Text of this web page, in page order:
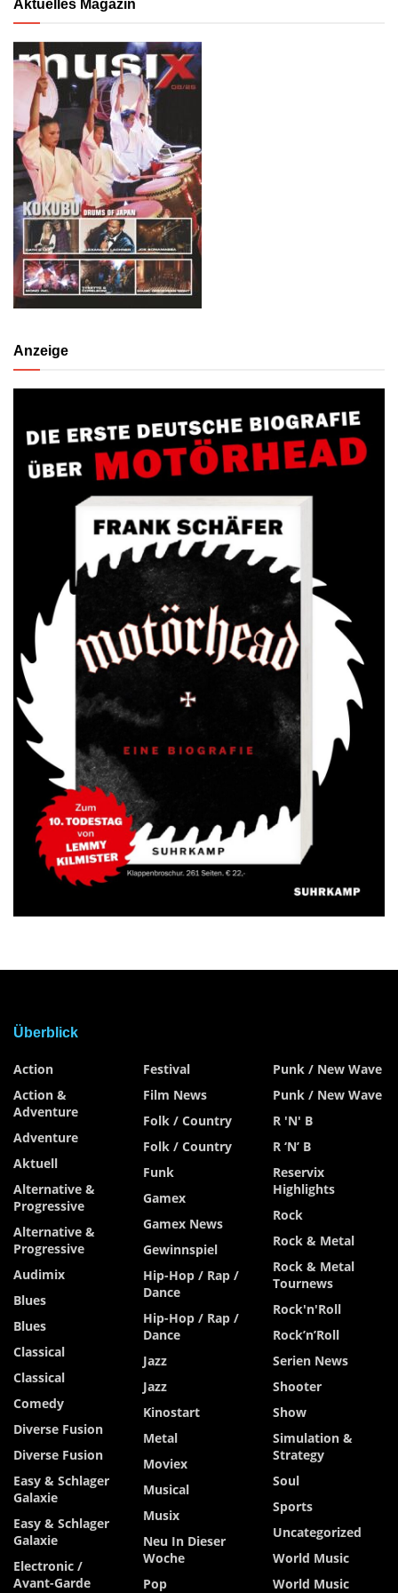
Aktuelles Magazin
Anzeige
Überblick
Action
Action &
Adventure
Adventure
Aktuell
Alternative &
Progressive
Alternative &
Progressive
Audimix
Blues
Blues
Classical
Classical
Comedy
Diverse Fusion
Diverse Fusion
Easy & Schlager
Galaxie
Easy & Schlager
Galaxie
Electronic /
Avant-Garde
Festival
Film News
Folk / Country
Folk / Country
Funk
Gamex
Gamex News
Gewinnspiel
Hip-Hop / Rap /
Dance
Hip-Hop / Rap /
Dance
Jazz
Jazz
Kinostart
Metal
Moviex
Musical
Musix
Neu In Dieser
Woche
Pop
Punk / New Wave
Punk / New Wave
R 'n' B
R ‘n’ B
Reservix
Highlights
Rock
Rock & Metal
Rock & Metal
Tournews
Rock'n'Roll
Rock’n’Roll
Serien News
Shooter
Show
Simulation &
Strategy
Soul
Sports
Uncategorized
World Music
World Music